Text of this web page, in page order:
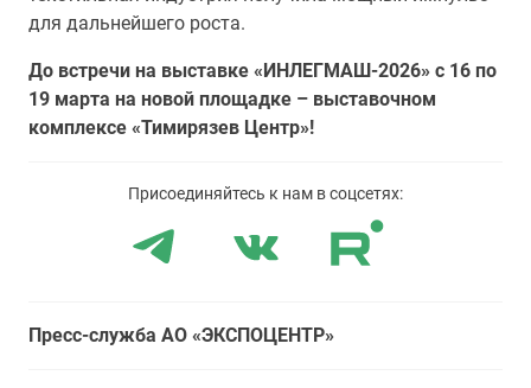
для дальнейшего роста.
До встречи на выставке «ИНЛЕГМАШ-2026» с 16 по
19 марта на новой площадке – выставочном
комплексе «Тимирязев Центр»!
Присоединяйтесь к нам в соцсетях:
Пресс-служба АО «ЭКСПОЦЕНТР»